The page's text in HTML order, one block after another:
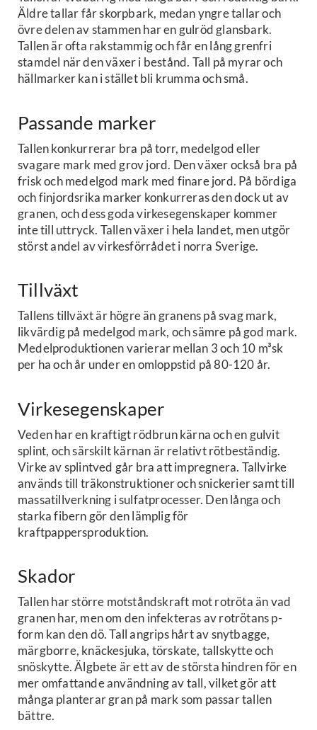
Äldre tallar får skorpbark, medan yngre tallar och
övre delen av stammen har en gulröd glansbark.
Tallen är ofta rakstammig och får en lång grenfri
stamdel när den växer i bestånd. Tall på myrar och
hällmarker kan i stället bli krumma och små.
Passande marker
Tallen konkurrerar bra på torr, medelgod eller
svagare mark med grov jord. Den växer också bra på
frisk och medelgod mark med finare jord. På bördiga
och finjordsrika marker konkurreras den dock ut av
granen, och dess goda virkesegenskaper kommer
inte till uttryck. Tallen växer i hela landet, men utgör
störst andel av virkesförrådet i norra Sverige.
Tillväxt
Tallens tillväxt är högre än granens på svag mark,
likvärdig på medelgod mark, och sämre på god mark.
Medelproduktionen varierar mellan 3 och 10 m³sk
per ha och år under en omloppstid på 80-120 år.
Virkesegenskaper
Veden har en kraftigt rödbrun kärna och en gulvit
splint, och särskilt kärnan är relativt rötbeständig.
Virke av splintved går bra att impregnera. Tallvirke
används till träkonstruktioner och snickerier samt till
massatillverkning i sulfatprocesser. Den långa och
starka fibern gör den lämplig för
kraftpappersproduktion.
Skador
Tallen har större motståndskraft mot rotröta än vad
granen har, men om den infekteras av rotrötans p-
form kan den dö. Tall angrips hårt av snytbagge,
märgborre, knäckesjuka, törskate, tallskytte och
snöskytte. Älgbete är ett av de största hindren för en
mer omfattande användning av tall, vilket gör att
många planterar gran på mark som passar tallen
bättre.